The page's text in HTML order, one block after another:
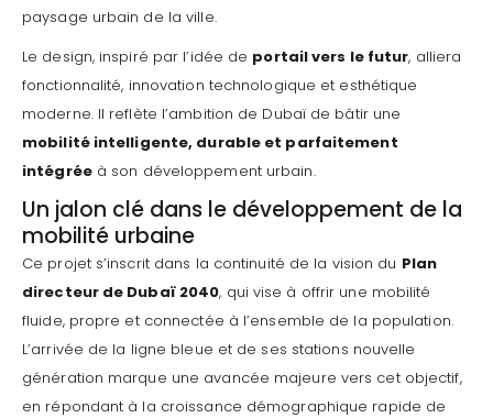
paysage urbain de la ville.
Le design, inspiré par l’idée de portail vers le futur, alliera
fonctionnalité, innovation technologique et esthétique
moderne. Il reflète l’ambition de Dubaï de bâtir une
mobilité intelligente, durable et parfaitement
intégréeà son développement urbain.
Un jalon clé dans le développement de la
mobilité urbaine
Ce projet s’inscrit dans la continuité de la vision du Plan
directeur de Dubaï 2040, qui vise à offrir une mobilité
fluide, propre et connectée à l’ensemble de la population.
L’arrivée de la ligne bleue et de ses stations nouvelle
génération marque une avancée majeure vers cet objectif,
en répondant à la croissance démographique rapide de